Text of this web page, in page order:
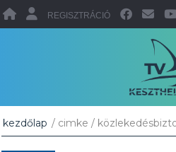
REGISZTRÁCIÓ
kezdőlap / cimke /